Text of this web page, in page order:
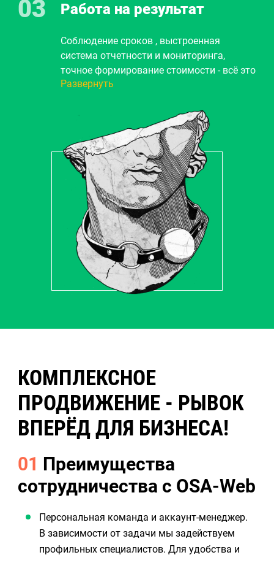
дальнейшая работка, как будет
Работа на результат
Соблюдение сроков , выстроенная
система отчетности и мониторинга,
точное формирование стоимости - всё это
гарантия 100% решения вашей задачи.
Развернуть
КОМПЛЕКСНОЕ
ПРОДВИЖЕНИЕ - РЫВОК
ВПЕРЁД ДЛЯ БИЗНЕСА!
01 Преимущества
сотрудничества с OSA-Web
Персональная команда и аккаунт-менеджер.
В зависимости от задачи мы задействуем
профильных специалистов. Для удобства и